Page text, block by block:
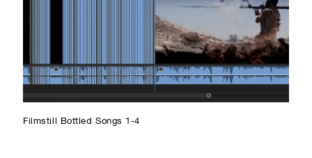
Filmstill Bottled Songs 1-4